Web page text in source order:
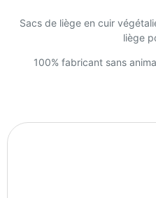
Sacs de liège en cuir
liège
100% fabricant sans